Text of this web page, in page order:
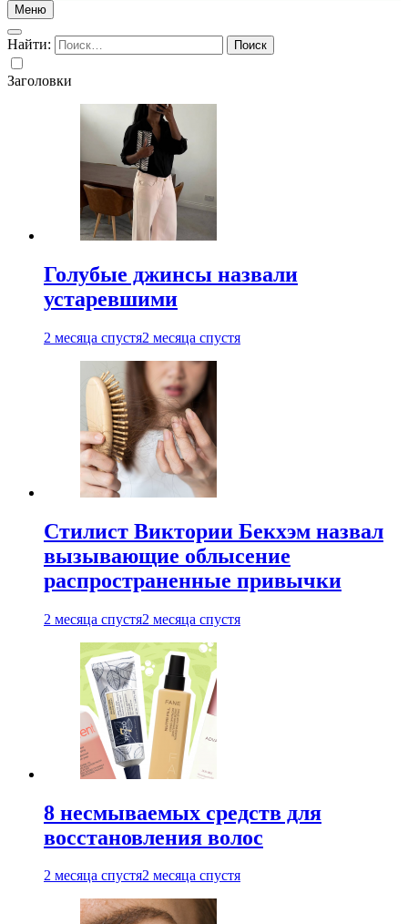
Меню
Найти:
Заголовки
Голубые джинсы назвали
устаревшими
2 месяца спустя2 месяца спустя
Стилист Виктории Бекхэм назвал
вызывающие облысение
распространенные привычки
2 месяца спустя2 месяца спустя
8 несмываемых средств для
восстановления волос
2 месяца спустя2 месяца спустя